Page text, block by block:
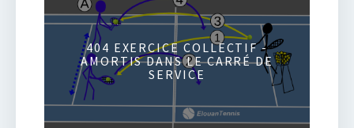
404 EXERCICE COLLECTIF -
AMORTIS DANS LE CARRÉ DE
SERVICE